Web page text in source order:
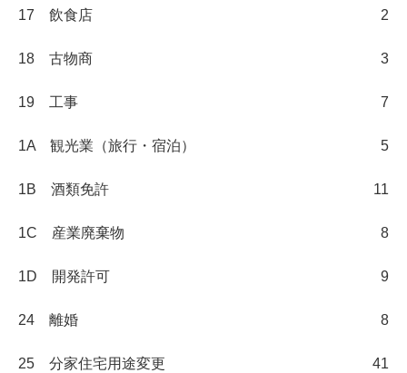
17 飲食店 2
18 古物商 3
19 工事 7
1A 観光業（旅行・宿泊） 5
1B 酒類免許 11
1C 産業廃棄物 8
1D 開発許可 9
24 離婚 8
25 分家住宅用途変更 41